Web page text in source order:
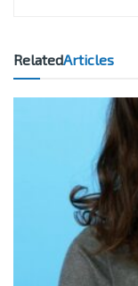
RelatedArticles